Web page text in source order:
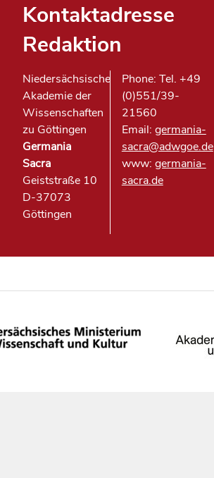
Kontaktadresse
Redaktion
Niedersächsische
Akademie der
Wissenschaften
zu Göttingen
Germania
Sacra
Geiststraße 10
D-37073
Göttingen
Phone: Tel. +49
(0)551/39-
21560
Email: germania-
sacra@adwgoe.de
www: germania-
sacra.de